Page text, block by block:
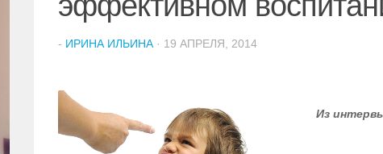
- ИРИНА ИЛЬИНА · 19 АПРЕЛЯ, 2014
Из